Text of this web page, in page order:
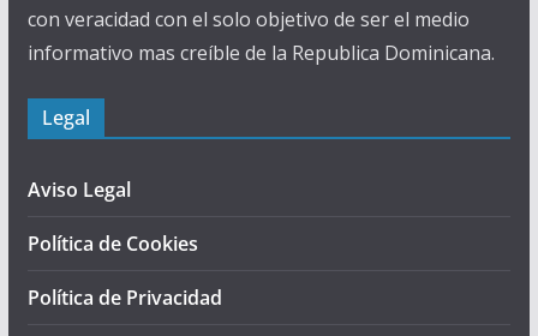
con veracidad con el solo objetivo de ser el medio
informativo mas creíble de la Republica Dominicana.
Legal
Aviso Legal
Política de Cookies
Política de Privacidad